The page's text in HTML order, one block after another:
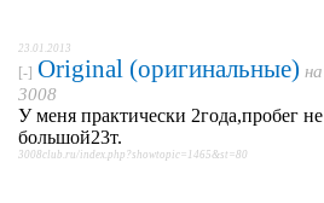
23.01.2013
[-] Original (оригинальные) на
3008
У меня практически 2года,пробег не
большой23т.
3008club.ru/index.php?showtopic=1465&st=80